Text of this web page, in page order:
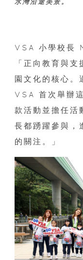
水灣沿途美景。
VSA 小學校長
「正向教育與
園文化的核心。
VSA 首次舉辦
款活動並擔任活
長都踴躍參與，
的關注。」